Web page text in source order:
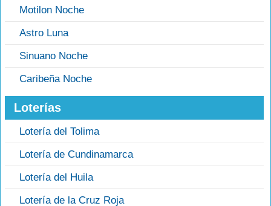
Motilon Noche
Astro Luna
Sinuano Noche
Caribeña Noche
Loterías
Lotería del Tolima
Lotería de Cundinamarca
Lotería del Huila
Lotería de la Cruz Roja